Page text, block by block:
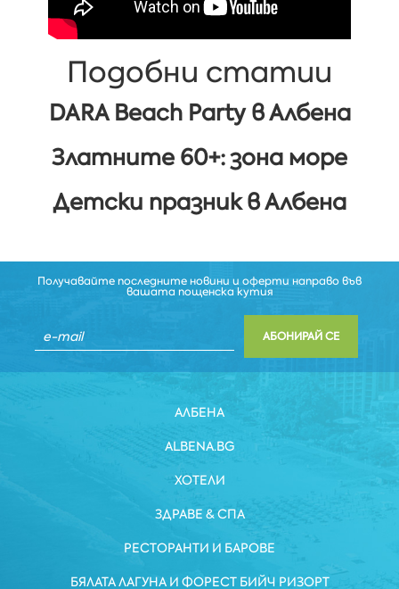
Подобни статии
DARA Beach Party в Албена
Златните 60+: зона море
Детски празник в Албена
Получавайте последните новини и оферти направо във
вашата пощенска кутия
АБОНИРАЙ СЕ
АЛБЕНА
ALBENA.BG
ХОТЕЛИ
ЗДРАВЕ & СПА
РЕСТОРАНТИ И БАРОВЕ
БЯЛАТА ЛАГУНА И ФОРЕСТ БИЙЧ РИЗОРТ